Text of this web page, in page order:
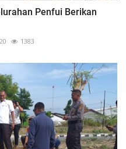
Penfui Berikan
1383